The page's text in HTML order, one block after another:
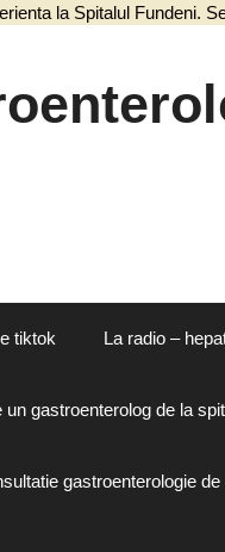
la Spitalul Fundeni.
tiktok La radio –
un gastroenterolog de la
gastroenterologie de